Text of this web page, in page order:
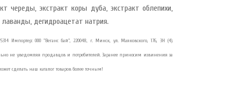
череды, экстракт коры дуба, экстракт облепихи,
дегидроацетат натрия.
Импортер: ООО "Веганс бай", 220048, г. Минск, ул. Маяковского, 176, 3Н (4).
не уведомляя продавцов и потребителей. Заранее приносим извинения за
сделать наш каталог товаров более точным!